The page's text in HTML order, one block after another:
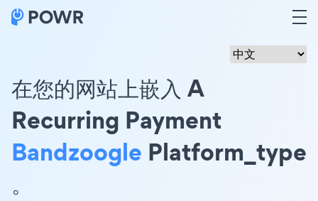
在您的网站上嵌入 A
Recurring Payment
Bandzoogle Platform_type
。